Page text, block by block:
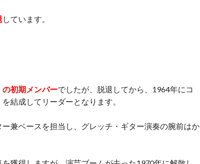
しています。
の初期メンバーでしたが、脱退してから、1964年にコ
を結成してリーダーとなります。
兼ベースを担当し、グレッチ・ギター演奏の腕前はか